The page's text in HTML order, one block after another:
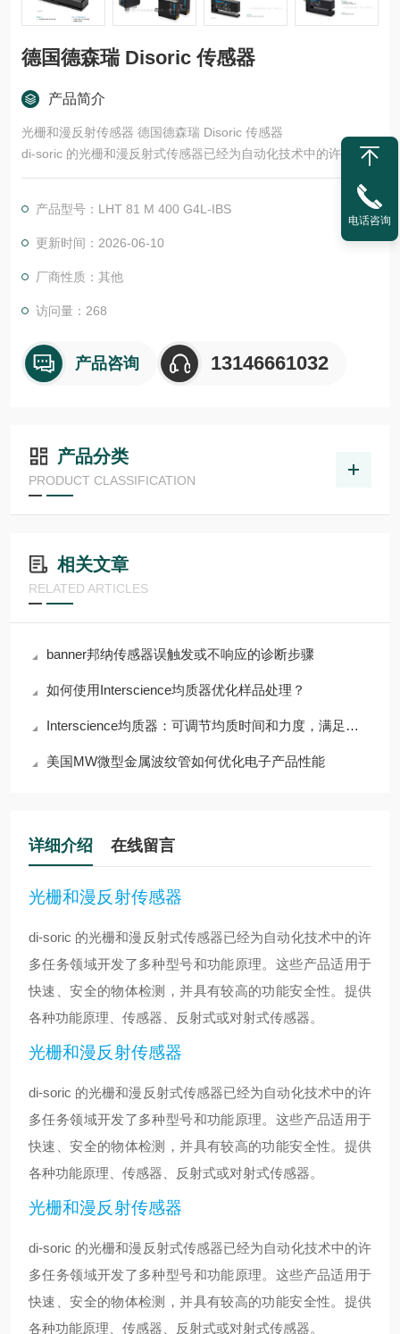
德国德森瑞 Disoric 传感器
产品简介
光栅和漫反射传感器 德国德森瑞 Disoric 传感器
di-soric 的光栅和漫反射式传感器已经为自动化技术中的许多任务
领域开发了多种型号和功能原理。这些产品适用于快速、安全的
物体检测，并具有较高的功能安全性。提供各种功能原理、传感
器.LHT 41 M 0.2 G3-T3
产品型号：LHT 81 M 400 G4L-IBS
更新时间：2026-06-10
厂商性质：其他
访问量：268
产品咨询 13146661032
产品分类
PRODUCT CLASSIFICATION
相关文章
RELATED ARTICLES
banner邦纳传感器误触发或不响应的诊断步骤
如何使用Interscience均质器优化样品处理？
Interscience均质器：可调节均质时间和力度，满足多样需求
美国MW微型金属波纹管如何优化电子产品性能
详细介绍 在线留言
光栅和漫反射传感器
di-soric 的光栅和漫反射式传感器已经为自动化技术中的许
多任务领域开发了多种型号和功能原理。这些产品适用于
快速、安全的物体检测，并具有较高的功能安全性。提供
各种功能原理、传感器、反射式或对射式传感器。
光栅和漫反射传感器
di-soric 的光栅和漫反射式传感器已经为自动化技术中的许
多任务领域开发了多种型号和功能原理。这些产品适用于
快速、安全的物体检测，并具有较高的功能安全性。提供
各种功能原理、传感器、反射式或对射式传感器。
光栅和漫反射传感器
di-soric 的光栅和漫反射式传感器已经为自动化技术中的许
多任务领域开发了多种型号和功能原理。这些产品适用于
快速、安全的物体检测，并具有较高的功能安全性。提供
各种功能原理、传感器、反射式或对射式传感器。
电话咨询